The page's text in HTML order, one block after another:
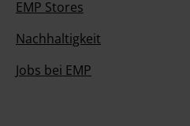
EMP Stores
Nachhaltigkeit
Jobs bei EMP